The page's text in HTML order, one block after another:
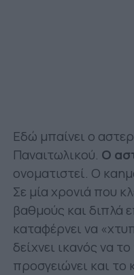
Εδώ μπαίνει ο
Παναιτωλικού. Ο
ονοματιστεί. Ο
Σε μία χρονιά που
βαθμούς και διπλά
καταφέρνει να
δείχνει ικανός να
προσγειώνει και το